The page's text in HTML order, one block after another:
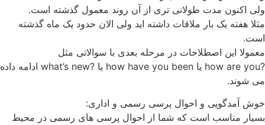
ولی اکنون مدت طولانی تری از آن روند معمول گذشته است.
مثلا هفته یک بار ملاقات داشته اید ولی الان حدود یک ماه گذشته
است.
معمولا این اصطلاحات در مرحله بعدی با سوالاتی مثل
?how are you یا how have you been یا ?what’s new ادامه داده
می شوند.
خوش آمدگویی و احوال پرسی رسمی و اداری:
بسیار مناسب است که شما از احوال پرسی های رسمی در محیط